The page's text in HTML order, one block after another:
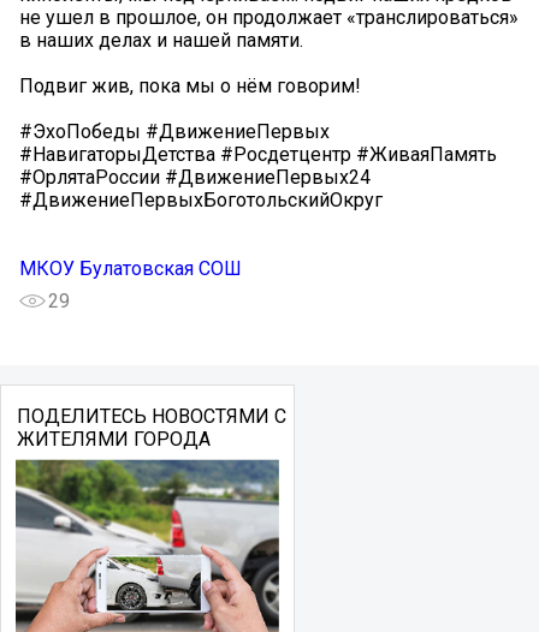
не ушел в прошлое, он продолжает «транслироваться»
в наших делах и нашей памяти.
Подвиг жив, пока мы о нём говорим! ️
#ЭхоПобеды #ДвижениеПервых
#НавигаторыДетства #Росдетцентр #ЖиваяПамять
#ОрлятаРоссии #ДвижениеПервых24
#ДвижениеПервыхБоготольскийОкруг
МКОУ Булатовская СОШ
29
ПОДЕЛИТЕСЬ НОВОСТЯМИ С
ЖИТЕЛЯМИ ГОРОДА